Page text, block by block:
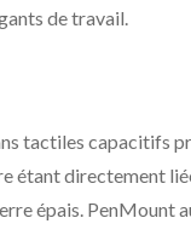
de travail.
tactiles capacitifs
étant directement
épais. PenMount